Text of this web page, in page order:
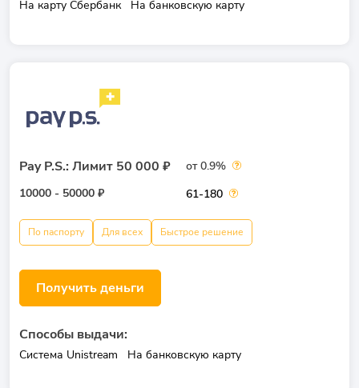
На карту Сбербанк На банковскую карту
Pay P.S.: Лимит 50 000 ₽
10000 - 50000 ₽
от 0.9%
61-180
По паспорту Для всех Быстрое решение
Получить деньги
Способы выдачи:
Система Unistream На банковскую карту